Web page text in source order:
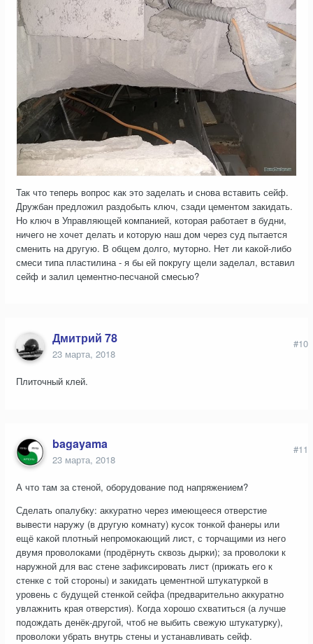
Так что теперь вопрос как это заделать и снова вставить сейф.
Дружбан предложил раздобыть ключ, сзади цементом закидать.
Но ключ в Управляющей компанией, которая работает в будни,
ничего не хочет делать и которую наш дом через суд пытается
сменить на другую. В общем долго, муторно. Нет ли какой-либо
смеси типа пластилина - я бы ей покругу щели заделал, вставил
сейф и залил цементно-песчаной смесью?
Дмитрий 78
23 марта, 2018
#10
Плиточный клей.
bagayama
23 марта, 2018
#11
А что там за стеной, оборудование под напряжением?
Сделать опалубку: аккуратно через имеющееся отверстие
вывести наружу (в другую комнату) кусок тонкой фанеры или
ещё какой плотный непромокающий лист, с торчащими из него
двумя проволоками (продёрнуть сквозь дырки); за проволоки к
наружной для вас стене зафиксировать лист (прижать его к
стенке с той стороны) и закидать цементной штукатуркой в
уровень с будущей стенкой сейфа (предварительно аккуратно
увлажнить края отверстия). Когда хорошо схватиться (а лучше
подождать денёк-другой, чтоб не выбить свежую штукатурку),
проволоки убрать внутрь стены и устанавливать сейф.